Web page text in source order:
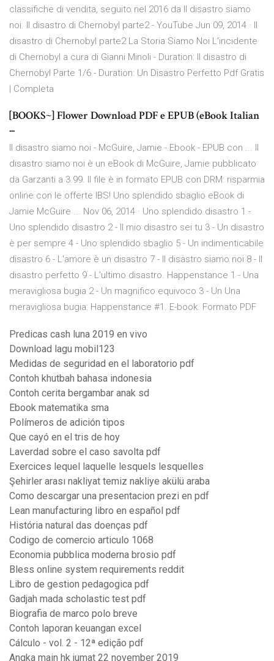
classifiche di vendita, seguito nel 2016 da Il disastro siamo
noi. Il disastro di Chernobyl parte2 - YouTube Jun 09, 2014 · Il
disastro di Chernobyl parte2 La Storia Siamo Noi L'incidente
di Chernobyl a cura di Gianni Minoli - Duration: Il disastro di
Chernobyl Parte 1/6 - Duration: Un Disastro Perfetto Pdf Gratis
| Completa
[BOOKS~] Flower Download PDF e EPUB (eBook Italian
...
Il disastro siamo noi - McGuire, Jamie - Ebook - EPUB con ... Il
disastro siamo noi è un eBook di McGuire, Jamie pubblicato
da Garzanti a 3.99. Il file è in formato EPUB con DRM: risparmia
online con le offerte IBS! Uno splendido sbaglio eBook di
Jamie McGuire ... Nov 06, 2014 · Uno splendido disastro 1 -
Uno splendido disastro 2 - Il mio disastro sei tu 3 - Un disastro
è per sempre 4 - Uno splendido sbaglio 5 - Un indimenticabile
disastro 6 - L'amore è un disastro 7 - Il disastro siamo noi 8 - Il
disastro perfetto 9 - L'ultimo disastro. Happenstance 1 - Una
meravigliosa bugia 2 - Un magnifico equivoco 3 - Un Una
meravigliosa bugia: Happenstance #1. E-book. Formato PDF
Predicas cash luna 2019 en vivo
Download lagu mobil123
Medidas de seguridad en el laboratorio pdf
Contoh khutbah bahasa indonesia
Contoh cerita bergambar anak sd
Ebook matematika sma
Polímeros de adición tipos
Que cayó en el tris de hoy
Laverdad sobre el caso savolta pdf
Exercices lequel laquelle lesquels lesquelles
Şehirler arası nakliyat temiz nakliye akülü araba
Como descargar una presentacion prezi en pdf
Lean manufacturing libro en español pdf
História natural das doenças pdf
Codigo de comercio articulo 1068
Economia pubblica moderna brosio pdf
Bless online system requirements reddit
Libro de gestion pedagogica pdf
Gadjah mada scholastic test pdf
Biografia de marco polo breve
Contoh laporan keuangan excel
Cálculo - vol. 2 - 12ª edição pdf
Angka main hk jumat 22 november 2019